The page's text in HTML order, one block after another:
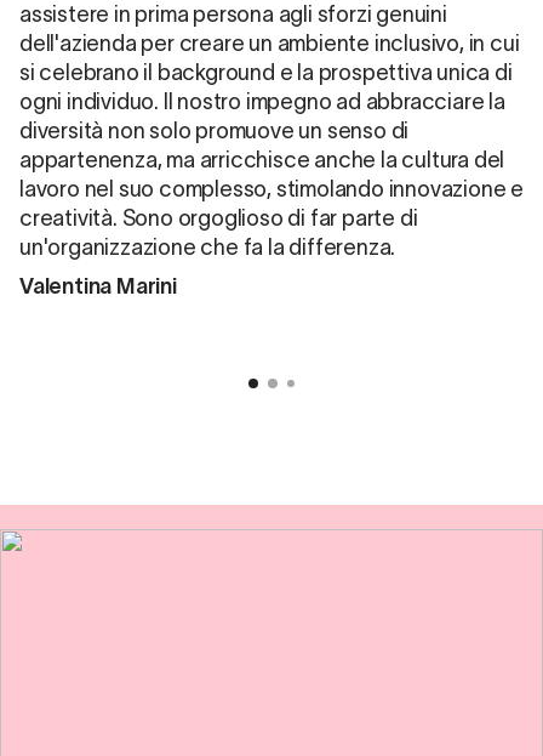
assistere in prima persona agli sforzi genuini
dell'azienda per creare un ambiente inclusivo, in cui
si celebrano il background e la prospettiva unica di
ogni individuo. Il nostro impegno ad abbracciare la
diversità non solo promuove un senso di
appartenenza, ma arricchisce anche la cultura del
lavoro nel suo complesso, stimolando innovazione e
creatività. Sono orgoglioso di far parte di
un'organizzazione che fa la differenza.
Valentina Marini